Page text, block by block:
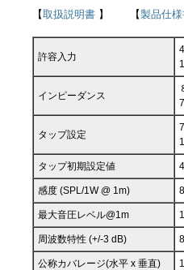
【取扱説明書 】 【製品仕
許容入力
インピーダンス
タップ設定
タップ初期設定値
感度 (SPL/1W @ 1m)
最大音圧レベル@1m
周波数特性 (+/-3 dB)
公称カバレージ(水平 x 垂直)